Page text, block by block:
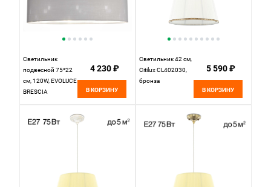
Светильник
подвесной 75*22
см, 120W, EVOLUCE
BRESCIA
4 230 ₽
В КОРЗИНУ
Светильник 42 см,
Citilux CL402030,
бронза
5 590 ₽
В КОРЗИНУ